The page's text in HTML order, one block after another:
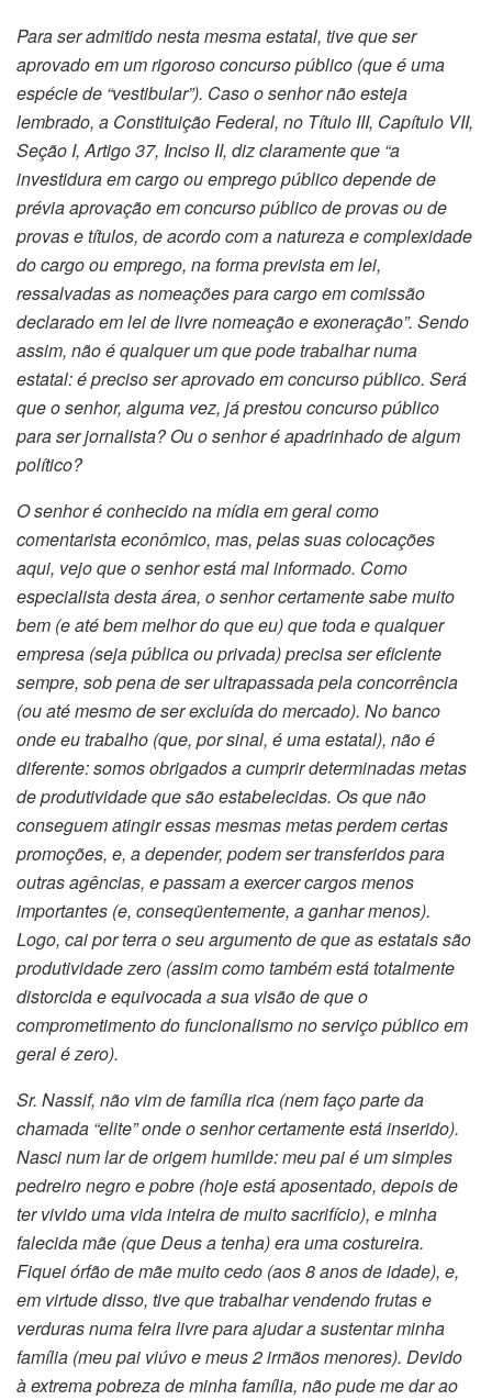
Para ser admitido nesta mesma estatal, tive que ser
aprovado em um rigoroso concurso público (que é uma
espécie de “vestibular”). Caso o senhor não esteja
lembrado, a Constituição Federal, no Título III, Capítulo VII,
Seção I, Artigo 37, Inciso II, diz claramente que “a
investidura em cargo ou emprego público depende de
prévia aprovação em concurso público de provas ou de
provas e títulos, de acordo com a natureza e complexidade
do cargo ou emprego, na forma prevista em lei,
ressalvadas as nomeações para cargo em comissão
declarado em lei de livre nomeação e exoneração”. Sendo
assim, não é qualquer um que pode trabalhar numa
estatal: é preciso ser aprovado em concurso público. Será
que o senhor, alguma vez, já prestou concurso público
para ser jornalista? Ou o senhor é apadrinhado de algum
político?
O senhor é conhecido na mídia em geral como
comentarista econômico, mas, pelas suas colocações
aqui, vejo que o senhor está mal informado. Como
especialista desta área, o senhor certamente sabe muito
bem (e até bem melhor do que eu) que toda e qualquer
empresa (seja pública ou privada) precisa ser eficiente
sempre, sob pena de ser ultrapassada pela concorrência
(ou até mesmo de ser excluída do mercado). No banco
onde eu trabalho (que, por sinal, é uma estatal), não é
diferente: somos obrigados a cumprir determinadas metas
de produtividade que são estabelecidas. Os que não
conseguem atingir essas mesmas metas perdem certas
promoções, e, a depender, podem ser transferidos para
outras agências, e passam a exercer cargos menos
importantes (e, conseqüentemente, a ganhar menos).
Logo, cai por terra o seu argumento de que as estatais são
produtividade zero (assim como também está totalmente
distorcida e equivocada a sua visão de que o
comprometimento do funcionalismo no serviço público em
geral é zero).
Sr. Nassif, não vim de família rica (nem faço parte da
chamada “elite” onde o senhor certamente está inserido).
Nasci num lar de origem humilde: meu pai é um simples
pedreiro negro e pobre (hoje está aposentado, depois de
ter vivido uma vida inteira de muito sacrifício), e minha
falecida mãe (que Deus a tenha) era uma costureira.
Fiquei órfão de mãe muito cedo (aos 8 anos de idade), e,
em virtude disso, tive que trabalhar vendendo frutas e
verduras numa feira livre para ajudar a sustentar minha
família (meu pai viúvo e meus 2 irmãos menores). Devido
à extrema pobreza de minha família, não pude me dar ao